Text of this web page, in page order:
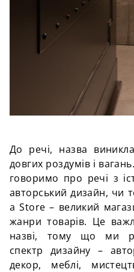
До речі, назва
довгих роздумів і
говоримо про речі з
авторський дизайн, чи
а Store – великий
жанри товарів. Це
назві, тому що ми
спектр дизайну –
декор, меблі,